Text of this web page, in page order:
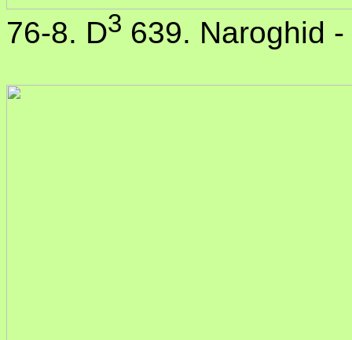
76-8. D3 639. Naroghid